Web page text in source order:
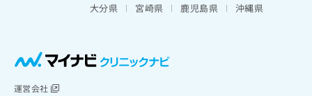
大分県
宮崎県 鹿児島県 沖縄県
運営会社